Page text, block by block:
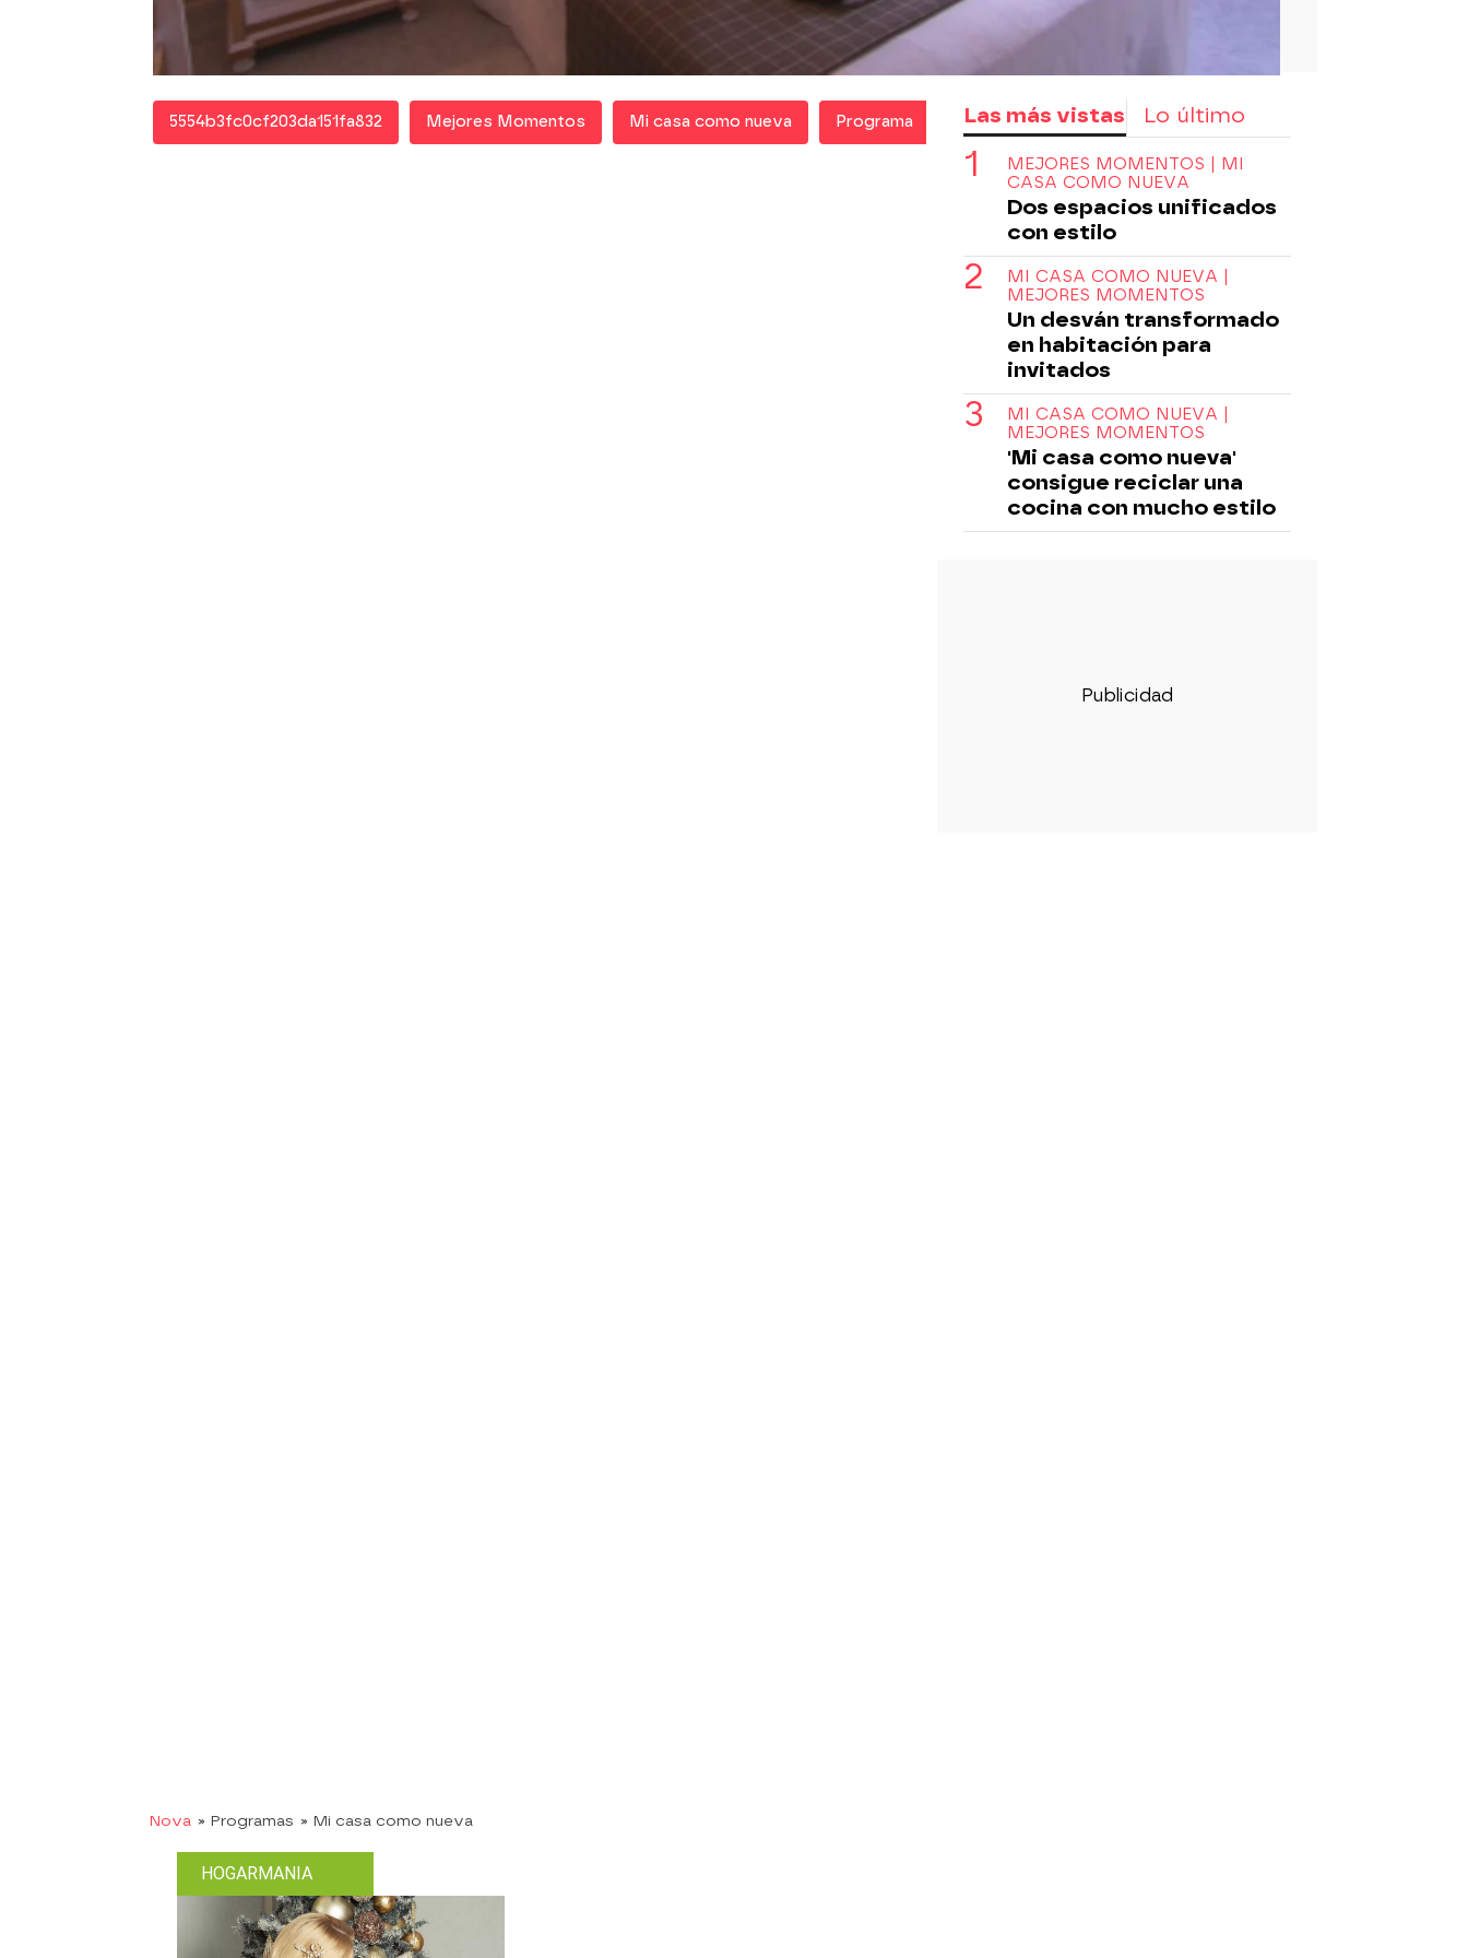
significado con un simple lavado de cara.
Ya puedes ver el programa completo en
Atresplayer
5554b3fc0cf203da151fa832 Mejores Momentos Mi casa como nueva Programa
Nova » Programas » Mi casa como nueva
Las más vistas Lo último
MEJORES MOMENTOS | MI
CASA COMO NUEVA
Dos espacios unificados
con estilo
MI CASA COMO NUEVA |
MEJORES MOMENTOS
Un desván transformado
en habitación para
invitados
MI CASA COMO NUEVA |
MEJORES MOMENTOS
'Mi casa como nueva'
consigue reciclar una
cocina con mucho estilo
HOGARMANIA